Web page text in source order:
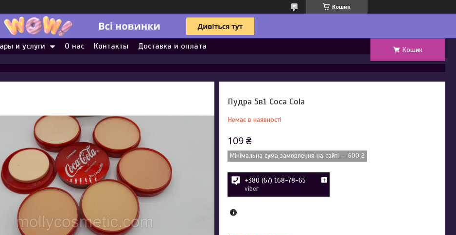
Кошик
и услуги О нас Контакты Доставка и оплата Кошик
Пудра 5в1 Coca Cola
Немає в наявності
109 ₴
Мінімальна сума замовлення на сайті — 600 ₴
+380 (67) 168-78-65
viber